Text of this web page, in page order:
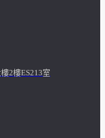
2樓ES213室